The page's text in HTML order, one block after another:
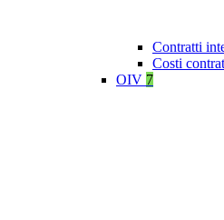
Contratti
Costi
OIV 7